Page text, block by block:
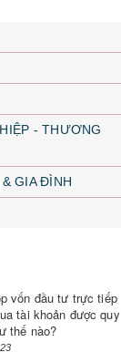
- THƯƠNG
GIA ĐÌNH
vốn đầu tư trực tiếp
tài khoản được quy
thế nào?